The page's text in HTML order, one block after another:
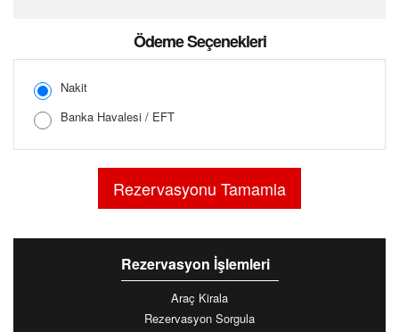
Şifreyi Tekrar Girin
Ödeme Seçenekleri
Nakit
Banka Havalesi / EFT
Rezervasyon İşlemleri
Araç Kirala
Rezervasyon Sorgula